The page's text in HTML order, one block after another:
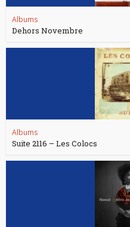
Albums
Dehors Novembre
Albums
Suite 2116 – Les Colocs